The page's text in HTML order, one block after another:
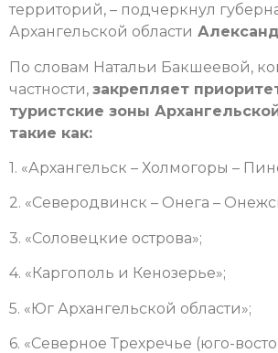
территорий, – подчеркнул
Архангельской области
По словам Натальи Бакшеевой,
частности, закрепляет
туристские зоны
такие как:
1. «Архангельск – Холмогоры –
2. «Северодвинск – Онега –
3. «Соловецкие острова»;
4. «Каргополь и Кенозерье»;
5. «Юг Архангельской области»;
6. «Северное Трехречье (юго-